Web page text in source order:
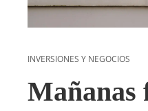
INVERSIONES Y NEGOCIOS
Mañanas